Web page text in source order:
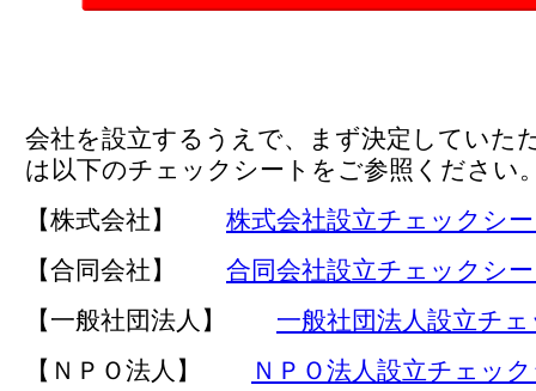
会社を設立するうえで、まず決定していた
は以下のチェックシートをご参照ください
【株式会社】 株式会社設立チェックシ
【合同会社】 合同会社設立チェックシ
【一般社団法人】 一般社団法人設立チ
【ＮＰＯ法人】
ＮＰＯ法人設立チェッ